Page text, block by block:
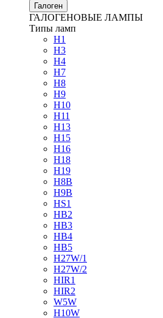
Галоген
ГАЛОГЕНОВЫЕ ЛАМПЫ
Типы ламп
H1
H3
H4
H7
H8
H9
H10
H11
H13
H15
H16
H18
H19
H8B
H9B
HS1
HB2
HB3
HB4
HB5
H27W/1
H27W/2
HIR1
HIR2
W5W
H10W